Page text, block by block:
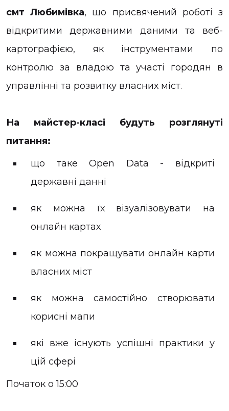
смт Любимівка, що присвячений роботі з
відкритими державними даними та веб-
картографією, як інструментами по
контролю за владою та участі городян в
управлінні та розвитку власних міст.
На майстер-класі будуть розглянуті
питання:
що таке Open Data - відкриті
державні данні
як можна їх візуалізовувати на
онлайн картах
як можна покращувати онлайн карти
власних міст
як можна самостійно створювати
корисні мапи
які вже існують успішні практики у
цій сфері
Початок о 15:00